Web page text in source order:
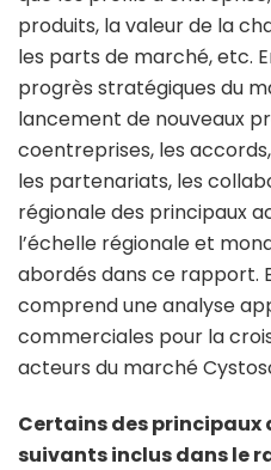
produits, la valeur de la
les parts de marché, etc.
progrès stratégiques du
lancement de nouveaux
coentreprises, les
les partenariats, les
régionale des principaux
l’échelle régionale et
abordés dans ce rapport.
comprend une analyse
commerciales pour la
acteurs du marché
Certains des principaux
suivants inclus dans le